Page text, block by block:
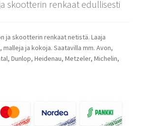
skootterin renkaat edullisesti
ja skootterin renkaat netistä. Laaja
ja kokoja. Saatavilla mm. Avon,
Dunlop, Heidenau, Metzeler, Michelin,